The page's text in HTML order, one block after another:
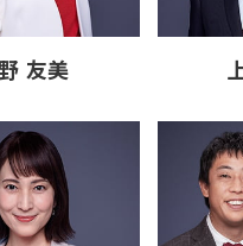
友美